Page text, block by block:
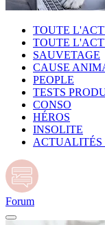
TOUTE
TOUTE
SAUVETAGE
CAUSE
PEOPLE
TESTS
CONSO
HÉROS
INSOLITE
ACTUALITÉS
Forum